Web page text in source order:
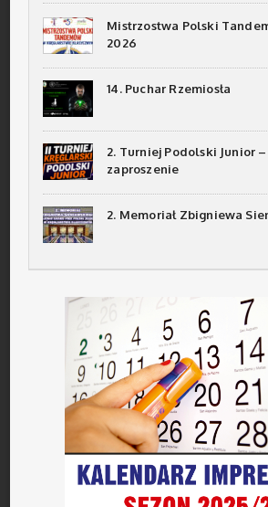
Mistrzostwa Polski
2026
14. Puchar Rzemiosła
2. Turniej Podolski Junior –
zaproszenie
2. Memoriał Zbigniewa